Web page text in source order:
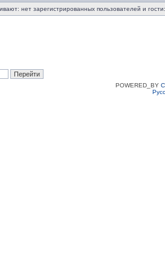
нет зарегистрированных пользователей и
POWERED_BY